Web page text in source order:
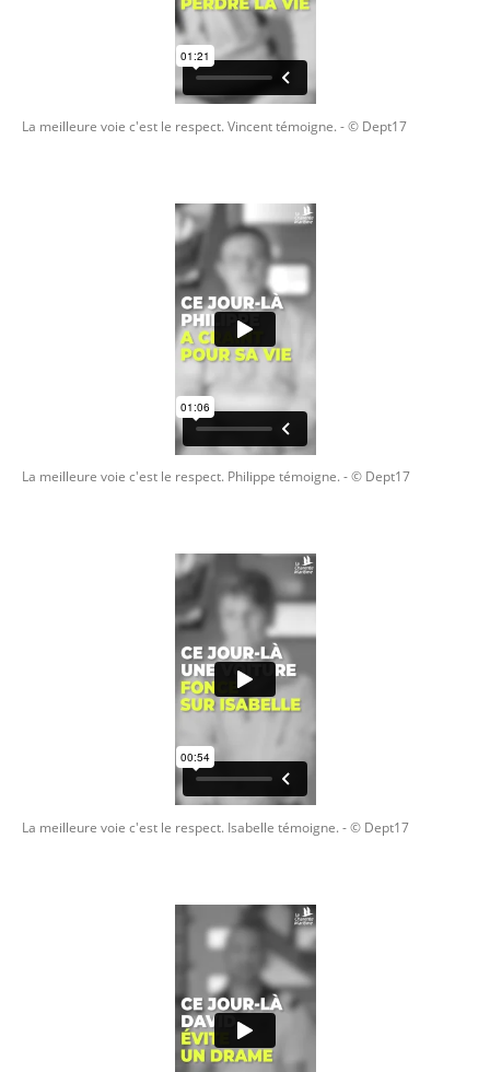
La meilleure voie c'est le respect. Vincent témoigne. - © Dept17
La meilleure voie c'est le respect. Philippe témoigne. - © Dept17
La meilleure voie c'est le respect. Isabelle témoigne. - © Dept17